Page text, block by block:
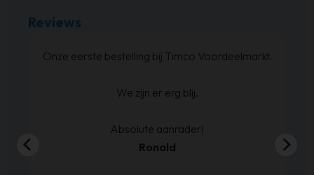
Reviews
Bed besteld ,en zoals beloofd binnen de
betreft levering.
Sven de Haze